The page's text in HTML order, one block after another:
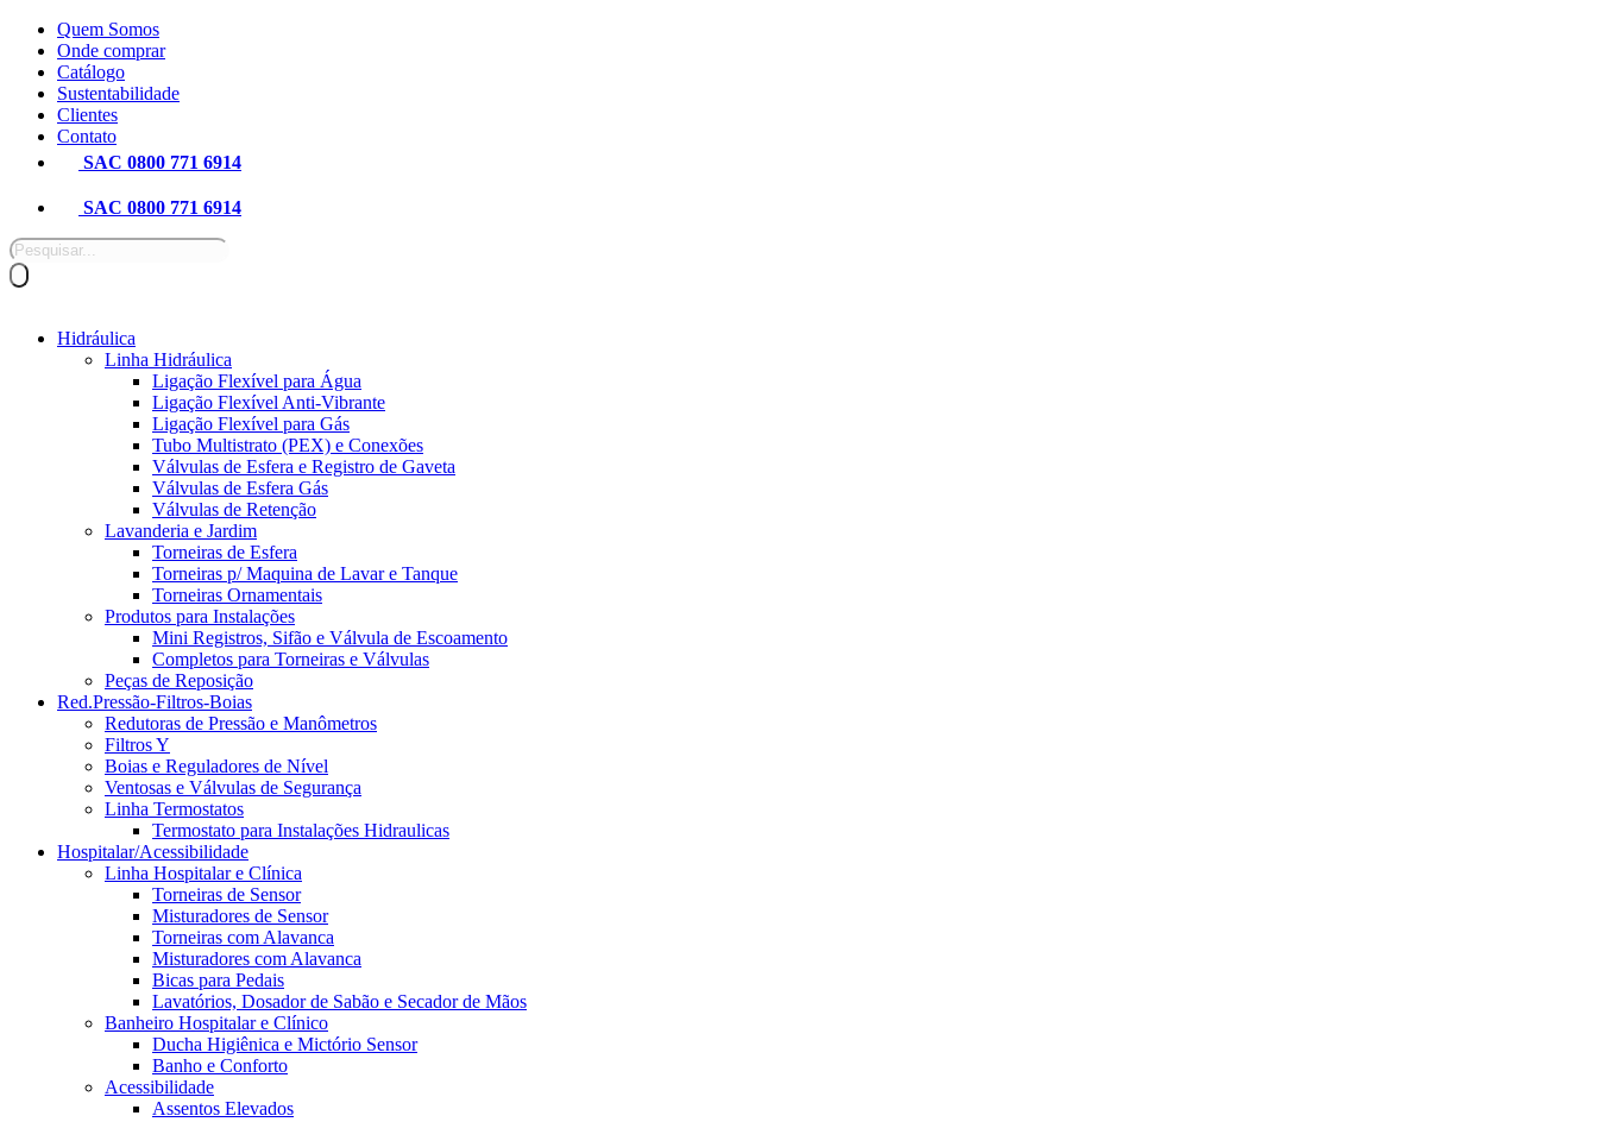
Pular
para
conteúdo
Quem Somos
Onde comprar
Catálogo
Sustentabilidade
Clientes
Contato
SAC 0800 771 6914
SAC 0800 771 6914
Pesquisar
produtos
Hidráulica
Linha Hidráulica
Ligação Flexível para Água
Ligação Flexível Anti-Vibrante
Ligação Flexível para Gás
Tubo Multistrato (PEX) e Conexões
Válvulas de Esfera e Registro de Gaveta
Válvulas de Esfera Gás
Válvulas de Retenção
Lavanderia e Jardim
Torneiras de Esfera
Torneiras p/ Maquina de Lavar e Tanque
Torneiras Ornamentais
Produtos para Instalações
Mini Registros, Sifão e Válvula de Escoamento
Completos para Torneiras e Válvulas
Peças de Reposição
Red.Pressão-Filtros-Boias
Redutoras de Pressão e Manômetros
Filtros Y
Boias e Reguladores de Nível
Ventosas e Válvulas de Segurança
Linha Termostatos
Termostato para Instalações Hidraulicas
Hospitalar/Acessibilidade
Linha Hospitalar e Clínica
Torneiras de Sensor
Misturadores de Sensor
Torneiras com Alavanca
Misturadores com Alavanca
Bicas para Pedais
Lavatórios, Dosador de Sabão e Secador de Mãos
Banheiro Hospitalar e Clínico
Ducha Higiênica e Mictório Sensor
Banho e Conforto
Acessibilidade
Assentos Elevados